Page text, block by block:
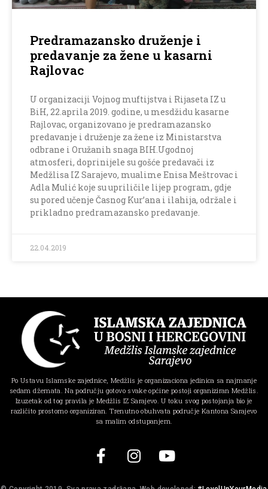
Predramazansko druženje i
predavanje za žene u kasarni
Rajlovac
U organizaciji Vojnog muftijstva i Rijaseta IZ u
BiH, 22.aprila 2019. godine, u mesdžidu kasarne
Rajlovac, organizovano je predramazansko
predavanje i druženje za žene iz Ministarstva
odbrane i Oružanih snaga BIH.Ugodnoj
atmosferi, doprinijele su gošće predavači iz
Medžlisa IZ Sarajevo, mualime Enisa Meštrovac i
Adla Mulić koje su upriličile lijep program, gdje
su pored učenje Časnog Kur’ana i ilahija, održale i
prikladno predramazansko predavanje.
22.04.2019
Po Ustavu Islamske zajednice, Medžlis je organizaciona jedinica sa najmanje
sedam džemata. Na području gotovo svake općine postoji organiziran Medžlis.
Izuzetak od tog pravila je Medžlis IZ Sarajevo. U toku svog postojanja bio je
različito prostorno organiziran. Trenutno obuhvata područje Kantona Sarajevo
sa malim odstupanjem.